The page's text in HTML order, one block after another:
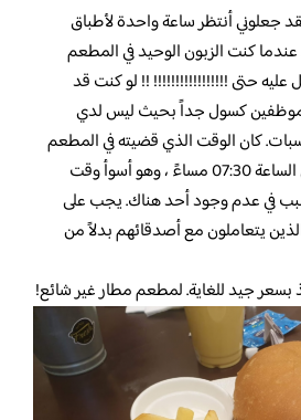
جعلوني أنتظر ساعة واحدة لأطباق
كنت الزبون الوحيد في المطعم
عليه حتى !!!!!!!!!!!!!!!!! !! لو كنت قد
كسول جداً بحيث ليس لدي
كان الوقت الذي قضيته في المطعم
من الساعة 6:30 مساءً إلى الساعة 07:30 مساءً ، وهو أسوأ وقت
في عدم وجود أحد هناك. يجب على
يتعاملون مع أصدقائهم بدلاً من
جيد للغاية. لمطعم مطار غير شائع!